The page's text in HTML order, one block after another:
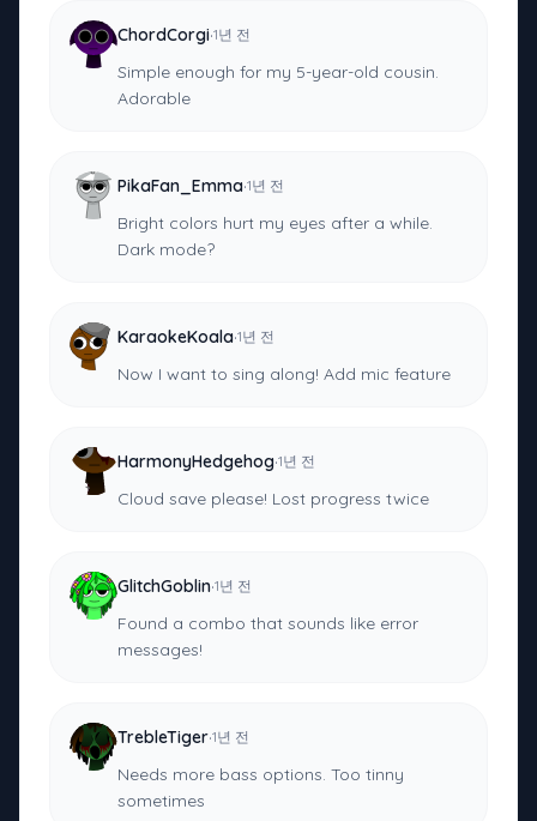
ChordCorgi·1년 전
Simple enough for my 5-year-old cousin.
Adorable
PikaFan_Emma·1년 전
Bright colors hurt my eyes after a while.
Dark mode?
KaraokeKoala·1년 전
Now I want to sing along! Add mic feature
HarmonyHedgehog·1년 전
Cloud save please! Lost progress twice
GlitchGoblin·1년 전
Found a combo that sounds like error
messages!
TrebleTiger·1년 전
Needs more bass options. Too tinny
sometimes